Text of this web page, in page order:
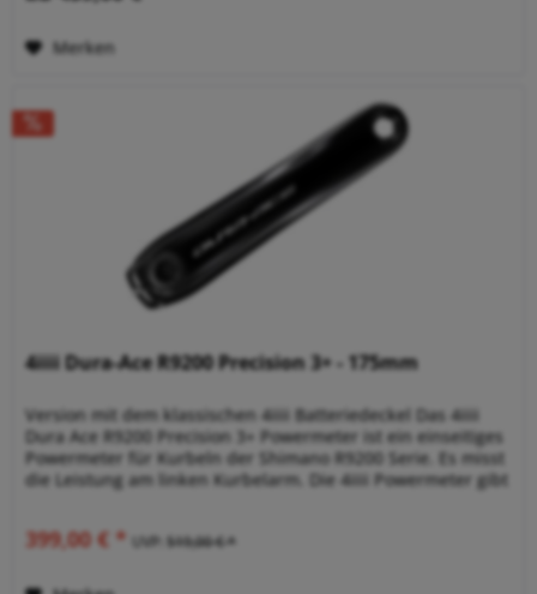
Merken
4iiii Dura-Ace R9200 Precision 3+ - 175mm
Version mit dem klassischen 4iiii Batteriedeckel Das 4iiii
Dura Ace R9200 Precision 3+ Powermeter ist ein einseitiges
Powermeter für Kurbeln der Shimano R9200 Serie. Es misst
die Leistung am linken Kurbelarm. Die 4iiii Powermeter gibt
399,00 € * UVP: 519,00 € *